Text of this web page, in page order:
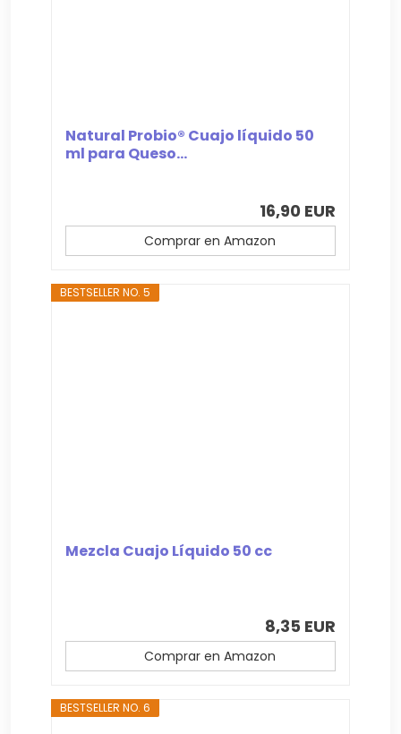
Natural Probio® Cuajo líquido 50
ml para Queso...
16,90 EUR
Comprar en Amazon
BESTSELLER NO. 5
Mezcla Cuajo Líquido 50 cc
8,35 EUR
Comprar en Amazon
BESTSELLER NO. 6